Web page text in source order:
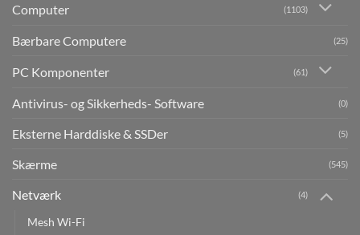
Computer (1103)
Bærbare Computere (25)
PC Komponenter (61)
Antivirus- og Sikkerheds- Software (0)
Eksterne Harddiske & SSDer (5)
Skærme (545)
Netværk (4)
Mesh Wi-Fi